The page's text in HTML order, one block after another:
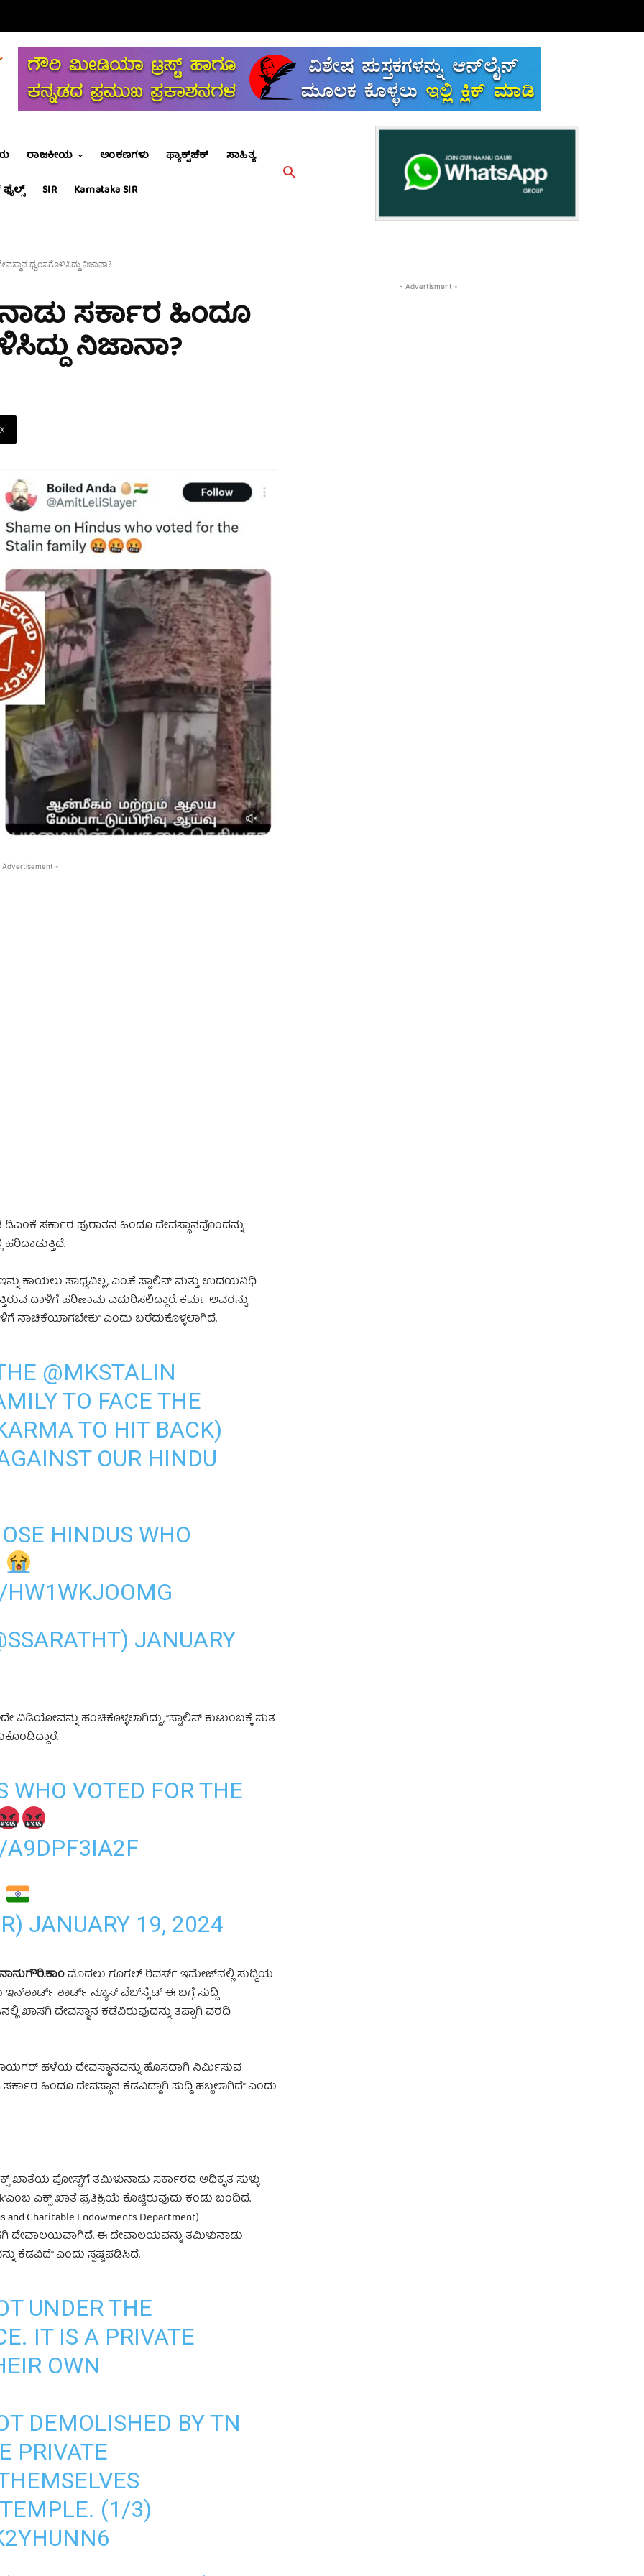
ರಾಜಕೀಯ ಅಂಕಣಗಳು ಫ್ಯಾಕ್ಟ್‌ಚೆಕ್
ಸಾಹಿತ್ಯ
SIR Karnataka SIR
ಧ್ವಂಸಗೊಳಿಸಿದ್ದು ನಿಜಾನಾ?
ಸರ್ಕಾರ ಹಿಂದೂ
ನಿಜಾನಾ?
X
-
ಸರ್ಕಾರ ಪುರಾತನ ಹಿಂದೂ ದೇವಸ್ಥಾನವೊಂದನ್ನು
ಕಾಯಲು ಸಾಧ್ಯವಿಲ್ಲ, ಎಂ.ಕೆ ಸ್ಟಾಲಿನ್ ಮತ್ತು ಉದಯನಿಧಿ
ದಾಳಿಗೆ ಪರಿಣಾಮ ಎದುರಿಸಲಿದ್ದಾರೆ. ಕರ್ಮ ಅವರನ್ನು
ನಾಚಿಕೆಯಾಗಬೇಕು” ಎಂದು ಬರೆದುಕೊಳ್ಳಲಾಗಿದೆ.
@MKSTALIN
TO FACE THE
TO HIT BACK)
OUR HINDU
HINDUS WHO
JANUARY
ವಿಡಿಯೋವನ್ನು ಹಂಚಿಕೊಳ್ಳಲಾಗಿದ್ದು, “ಸ್ಟಾಲಿನ್ ಕುಟುಂಬಕ್ಕೆ ಮತ
WHO VOTED FOR THE
JANUARY 19, 2024
ಮೊದಲು ಗೂಗಲ್ ರಿವರ್ಸ್‌ ಇಮೇಜ್‌ನಲ್ಲಿ ಸುದ್ದಿಯ
ಶಾರ್ಟ್‌ ನ್ಯೂಸ್‌ ವೆಬ್‌ಸೈಟ್‌ ಈ ಬಗ್ಗೆ ಸುದ್ದಿ
ಖಾಸಗಿ ದೇವಸ್ಥಾನ ಕಡೆವಿರುವುದನ್ನು ತಪ್ಪಾಗಿ ವರದಿ
ಹಳೆಯ ದೇವಸ್ಥಾನವನ್ನು ಹೊಸದಾಗಿ ನಿರ್ಮಿಸುವ
ಹಿಂದೂ ದೇವಸ್ಥಾನ ಕೆಡವಿದ್ದಾಗಿ ಸುದ್ದಿ ಹಬ್ಬಲಾಗಿದೆ” ಎಂದು
ಖಾತೆಯ ಪೋಸ್ಟ್‌ಗೆ ತಮಿಳುನಾಡು ಸರ್ಕಾರದ ಅಧಿಕೃತ ಸುಳ್ಳು
ಎಕ್ಸ್‌ ಖಾತೆ ಪ್ರತಿಕ್ರಿಯೆ ಕೊಟ್ಟಿರುವುದು ಕಂಡು ಬಂದಿದೆ.
Charitable Endowments Department)
ದೇವಾಲಯವಾಗಿದೆ. ಈ ದೇವಾಲಯವನ್ನು ತಮಿಳುನಾಡು
ಕೆಡವಿದೆ” ಎಂದು ಸ್ಪಷ್ಟಪಡಿಸಿದೆ.
UNDER THE
IT IS A PRIVATE
OWN
DEMOLISHED BY TN
PRIVATE
(1/3)
- Advertisment -